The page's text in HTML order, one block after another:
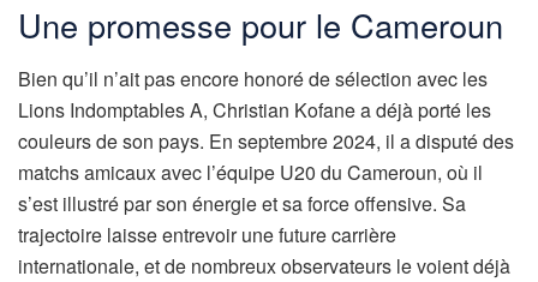
Une promesse pour le Cameroun
Bien qu’il n’ait pas encore honoré de sélection avec les
Lions Indomptables A, Christian Kofane a déjà porté les
couleurs de son pays. En septembre 2024, il a disputé des
matchs amicaux avec l’équipe U20 du Cameroun, où il
s’est illustré par son énergie et sa force offensive. Sa
trajectoire laisse entrevoir une future carrière
internationale, et de nombreux observateurs le voient déjà